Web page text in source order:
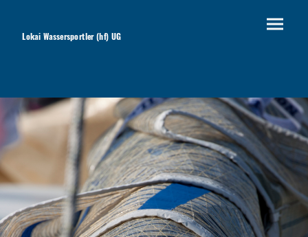
Lokai Wassersportler (hf) UG